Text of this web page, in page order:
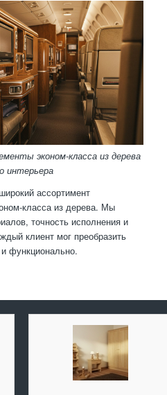
эконом-класса из дерева
интерьера
ассортимент
класса из дерева. Мы
точность исполнения и
клиент мог преобразить
функционально.